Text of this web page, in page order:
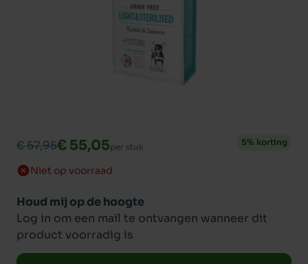
€ 57,95€ 55,05per stuk 5% korting
Niet op voorraad
Houd mij op de hoogte
Log in om een mail te ontvangen wanneer dit
product voorradig is